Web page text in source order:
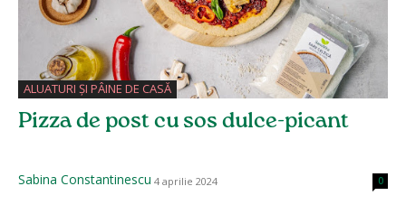
ALUATURI ȘI PÂINE DE CASĂ
Pizza de post cu sos dulce-picant
Sabina Constantinescu 4 aprilie 2024 0